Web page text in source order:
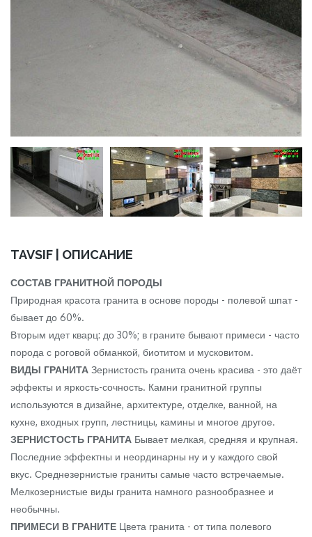
TAVSIF | ОПИСАНИЕ
СОСТАВ ГРАНИТНОЙ ПОРОДЫ
Природная красота гранита в основе породы - полевой шпат -
бывает до 60%.
Вторым идет кварц: до 30%; в граните бывают примеси - часто
порода с роговой обманкой, биотитом и мусковитом.
ВИДЫ ГРАНИТА Зернистость гранита очень красива - это даёт
эффекты и яркость-сочность. Камни гранитной группы
используются в дизайне, архитектуре, отделке, ванной, на
кухне, входных групп, лестницы, камины и многое другое.
ЗЕРНИСТОСТЬ ГРАНИТА Бывает мелкая, средняя и крупная.
Последние эффектны и неординарны ну и у каждого свой
вкус. Среднезернистые граниты самые часто встречаемые.
Мелкозернистые виды гранита намного разнообразнее и
необычны.
ПРИМЕСИ В ГРАНИТЕ Цвета гранита - от типа полевого